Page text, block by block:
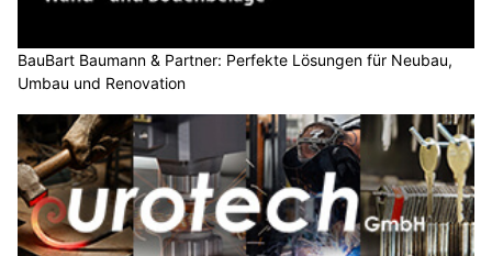
BauBart Baumann & Partner: Perfekte Lösungen für Neubau,
Umbau und Renovation